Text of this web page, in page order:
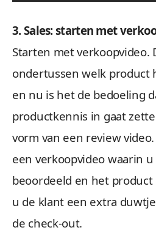
3. Sales: starten met
Starten met verkoopvideo.
ondertussen welk product
en nu is het de bedoeling
productkennis in gaat
vorm van een review
een verkoopvideo waarin
beoordeeld en het
u de klant een extra
de check-out.